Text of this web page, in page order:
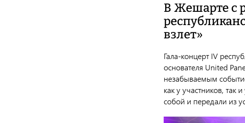
В Жешарте с
взлет»
Гала-концерт IV
основателя United
незабываемым
как у участников, так
собой и передали из